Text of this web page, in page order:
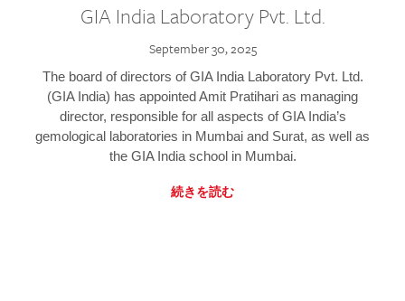
GIA India Laboratory Pvt. Ltd.
September 30, 2025
The board of directors of GIA India Laboratory Pvt. Ltd.
(GIA India) has appointed Amit Pratihari as managing
director, responsible for all aspects of GIA India’s
gemological laboratories in Mumbai and Surat, as well as
the GIA India school in Mumbai.
続きを読む